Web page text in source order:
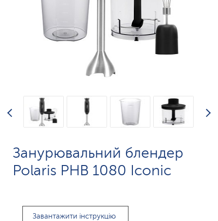
Занурювальний блендер
Polaris PHB 1080 Iconic
Завантажити інструкцію